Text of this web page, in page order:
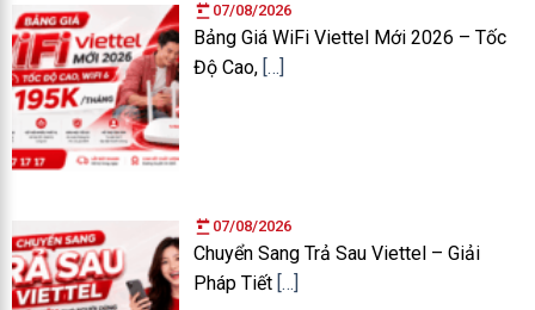
07/08/2026
Bảng Giá WiFi Viettel Mới 2026 – Tốc
Độ Cao, […]
07/08/2026
Chuyển Sang Trả Sau Viettel – Giải
Pháp Tiết […]